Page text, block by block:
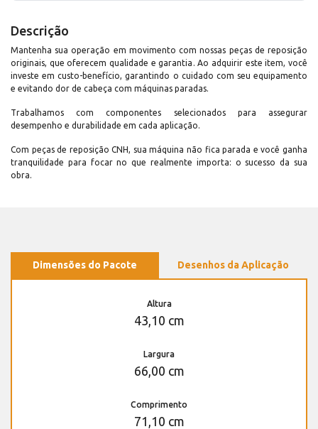
Descrição
Mantenha sua operação em movimento com nossas peças de reposição
originais, que oferecem qualidade e garantia. Ao adquirir este item, você
investe em custo-benefício, garantindo o cuidado com seu equipamento
e evitando dor de cabeça com máquinas paradas.
Trabalhamos com componentes selecionados para assegurar
desempenho e durabilidade em cada aplicação.
Com peças de reposição CNH, sua máquina não fica parada e você ganha
tranquilidade para focar no que realmente importa: o sucesso da sua
obra.
Dimensões do Pacote Desenhos da Aplicação
Altura
43,10 cm
Largura
66,00 cm
Comprimento
71,10 cm